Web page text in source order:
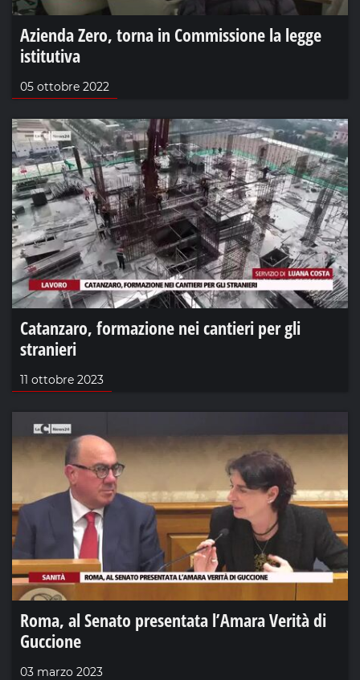
Azienda Zero, torna in Commissione la legge
istitutiva
05 ottobre 2022
Catanzaro, formazione nei cantieri per gli
stranieri
11 ottobre 2023
Roma, al Senato presentata l’Amara Verità di
Guccione
03 marzo 2023